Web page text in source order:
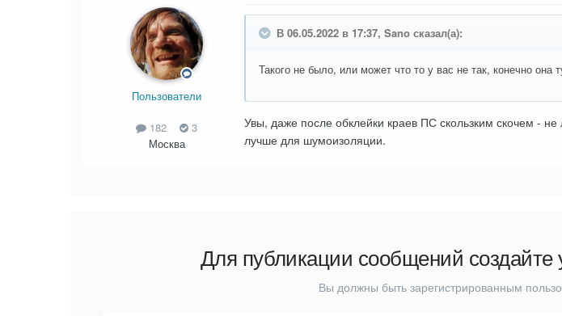
Пользователи
182
3
Москва
В 06.05.2022 в 17:37, Sano сказал(а):
Такого не было, или может что то у вас не так, конечно она
Увы, даже после обклейки краев ПС скользким скочем -
лучше для шумоизоляции.
Для публикации сообщений создайте
Вы должны быть зарегистрированным